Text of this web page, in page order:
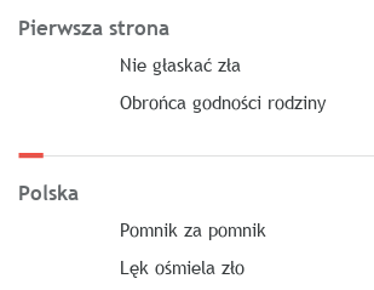
Pierwsza strona
Nie głaskać zła
Obrońca godności rodziny
Polska
Pomnik za pomnik
Lęk ośmiela zło